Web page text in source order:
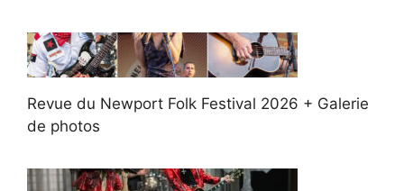
Revue du Newport Folk Festival 2026 + Galerie
de photos